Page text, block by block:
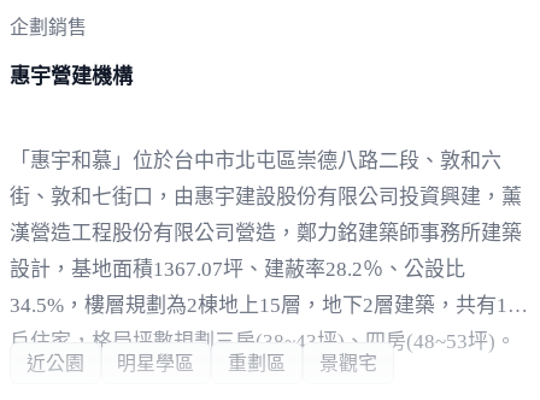
企劃銷售
惠宇營建機構
「惠宇和慕」位於台中市北屯區崇德八路二段、敦和六
街、敦和七街口，由惠宇建設股份有限公司投資興建，薰
漢營造工程股份有限公司營造，鄭力銘建築師事務所建築
設計，基地面積1367.07坪、建蔽率28.2％、公設比
34.5%，樓層規劃為2棟地上15層，地下2層建築，共有112
戶住家，格局坪數規劃三房(38~43坪)、四房(48~53坪)。
近公園 明星學區 重劃區 景觀宅